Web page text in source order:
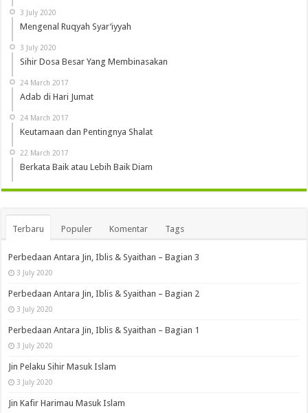
3 July 2020
Mengenal Ruqyah Syar’iyyah
3 July 2020
Sihir Dosa Besar Yang Membinasakan
24 March 2017
Adab di Hari Jumat
24 March 2017
Keutamaan dan Pentingnya Shalat
22 March 2017
Berkata Baik atau Lebih Baik Diam
Terbaru Populer Komentar Tags
Perbedaan Antara Jin, Iblis & Syaithan – Bagian 3
3 July 2020
Perbedaan Antara Jin, Iblis & Syaithan – Bagian 2
3 July 2020
Perbedaan Antara Jin, Iblis & Syaithan – Bagian 1
3 July 2020
Jin Pelaku Sihir Masuk Islam
3 July 2020
Jin Kafir Harimau Masuk Islam